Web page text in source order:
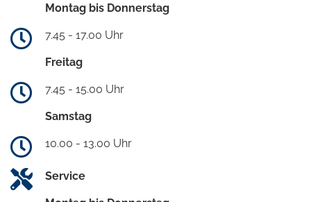
Montag bis Donnerstag
7.45 - 17.00 Uhr
Freitag
7.45 - 15.00 Uhr
Samstag
10.00 - 13.00 Uhr
Service